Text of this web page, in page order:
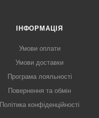
ІНФОРМАЦІЯ
Умови оплати
Умови доставки
Програма лояльності
Повернення та обмін
Політика конфіденційності